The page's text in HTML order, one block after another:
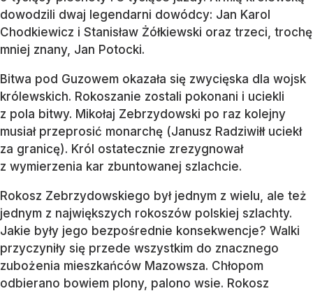
dowodzili dwaj legendarni dowódcy: Jan Karol
Chodkiewicz i Stanisław Żółkiewski oraz trzeci, trochę
mniej znany, Jan Potocki.
Bitwa pod Guzowem okazała się zwycięska dla wojsk
królewskich. Rokoszanie zostali pokonani i uciekli
z pola bitwy. Mikołaj Zebrzydowski po raz kolejny
musiał przeprosić monarchę (Janusz Radziwiłł uciekł
za granicę). Król ostatecznie zrezygnował
z wymierzenia kar zbuntowanej szlachcie.
Rokosz Zebrzydowskiego był jednym z wielu, ale też
jednym z największych rokoszów polskiej szlachty.
Jakie były jego bezpośrednie konsekwencje? Walki
przyczyniły się przede wszystkim do znacznego
zubożenia mieszkańców Mazowsza. Chłopom
odbierano bowiem plony, palono wsie. Rokosz